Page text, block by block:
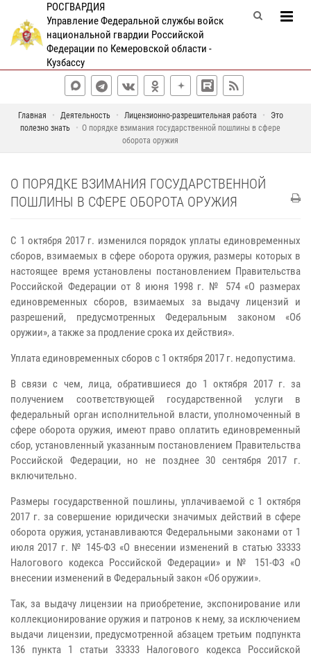
РОСГВАРДИЯ
Управление Федеральной службы войск
национальной гвардии Российской
Федерации по Кемеровской области -
Кузбассу
Главная Деятельность Лицензионно-разрешительная работа
Это
полезно знать
О порядке взимания государственной пошлины в сфере
оборота оружия
О ПОРЯДКЕ ВЗИМАНИЯ ГОСУДАРСТВЕННОЙ
ПОШЛИНЫ В СФЕРЕ ОБОРОТА ОРУЖИЯ
С 1 октября 2017 г. изменился порядок уплаты единовременных
сборов, взимаемых в сфере оборота оружия, размеры которых в
настоящее время установлены постановлением Правительства
Российской Федерации от 8 июня 1998 г. № 574 «О размерах
единовременных сборов, взимаемых за выдачу лицензий и
разрешений, предусмотренных Федеральным законом «Об
оружии», а также за продление срока их действия».
Уплата единовременных сборов с 1 октября 2017 г. недопустима.
В связи с чем, лица, обратившиеся до 1 октября 2017 г. за
получением соответствующей государственной услуги в
федеральный орган исполнительной власти, уполномоченный в
сфере оборота оружия, имеют право оплатить единовременный
сбор, установленный указанным постановлением Правительства
Российской Федерации, но не позднее 30 сентября 2017 г.
включительно.
Размеры государственной пошлины, уплачиваемой с 1 октября
2017 г. за совершение юридически значимых действий в сфере
оборота оружия, устанавливаются Федеральными законами от 1
июля 2017 г. № 145-ФЗ «О внесении изменений в статью 33333
Налогового кодекса Российской Федерации» и № 151-ФЗ «О
внесении изменений в Федеральный закон «Об оружии».
Так, за выдачу лицензии на приобретение, экспонирование или
коллекционирование оружия и патронов к нему, за исключением
выдачи лицензии, предусмотренной абзацем третьим подпункта
136 пункта 1 статьи 33333 Налогового кодекса Российской